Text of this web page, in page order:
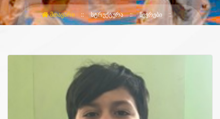
ᲛᲗᲐᲕᲐᲠᲘ ᲡᲢᲠᲣᲥᲢᲣᲠᲐ ᲬᲔᲕᲠᲔᲑᲘ